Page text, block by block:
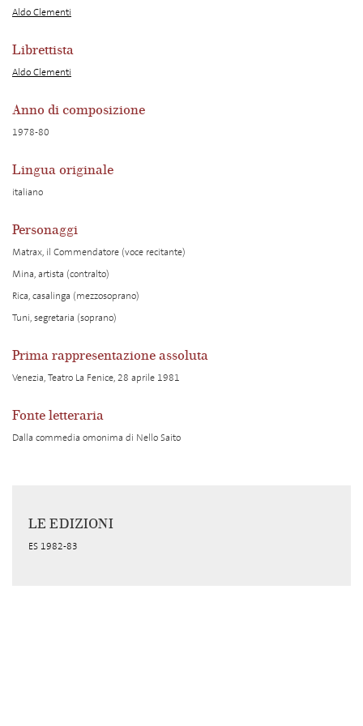
Aldo Clementi
Librettista
Aldo Clementi
Anno di composizione
1978-80
Lingua originale
italiano
Personaggi
Matrax, il Commendatore (voce recitante)
Mina, artista (contralto)
Rica, casalinga (mezzosoprano)
Tuni, segretaria (soprano)
Prima rappresentazione assoluta
Venezia, Teatro La Fenice, 28 aprile 1981
Fonte letteraria
Dalla commedia omonima di Nello Saito
LE EDIZIONI
ES 1982-83